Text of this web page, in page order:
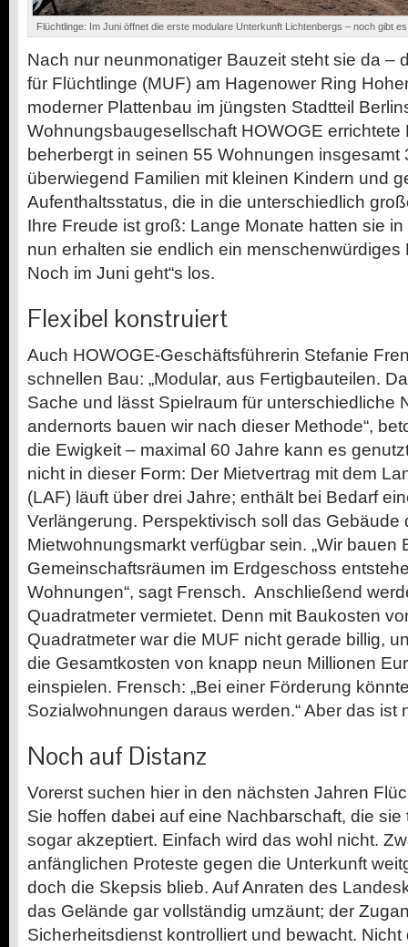
Flüchtlinge: Im Juni öffnet die erste modulare Unterkunft Lichtenbergs – noch gibt
Nach nur neunmonatiger Bauzeit steht sie da –
für Flüchtlinge (MUF) am Hagenower Ring
moderner Plattenbau im jüngsten Stadtteil
Wohnungsbaugesellschaft HOWOGE errichtete
beherbergt in seinen 55 Wohnungen
überwiegend Familien mit kleinen Kindern und
Aufenthaltsstatus, die in die unterschiedlich
Ihre Freude ist groß: Lange Monate hatten sie
nun erhalten sie endlich ein menschenwürdiges
Noch im Juni geht“s los.
Flexibel konstruiert
Auch HOWOGE-Geschäftsführerin Stefanie
schnellen Bau: „Modular, aus Fertigbauteilen.
Sache und lässt Spielraum für unterschiedliche
andernorts bauen wir nach dieser Methode“,
die Ewigkeit – maximal 60 Jahre kann es
nicht in dieser Form: Der Mietvertrag mit dem
(LAF) läuft über drei Jahre; enthält bei Bedarf
Verlängerung. Perspektivisch soll das Gebäude
Mietwohnungsmarkt verfügbar sein. „Wir bauen
Gemeinschaftsräumen im Erdgeschoss
Wohnungen“, sagt Frensch. Anschließend
Quadratmeter vermietet. Denn mit Baukosten
Quadratmeter war die MUF nicht gerade billig,
die Gesamtkosten von knapp neun Millionen
einspielen. Frensch: „Bei einer Förderung
Sozialwohnungen daraus werden.“ Aber das ist
Noch auf Distanz
Vorerst suchen hier in den nächsten Jahren
Sie hoffen dabei auf eine Nachbarschaft, die sie
sogar akzeptiert. Einfach wird das wohl nicht.
anfänglichen Proteste gegen die Unterkunft
doch die Skepsis blieb. Auf Anraten des
das Gelände gar vollständig umzäunt; der
Sicherheitsdienst kontrolliert und bewacht. Nicht